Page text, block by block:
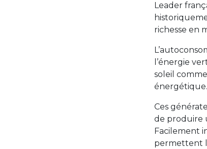
Leader
richesse en
l’énergie
soleil
énergétique.
Ces
de produire
Facilement
permettent